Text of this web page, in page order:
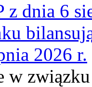
z dnia 6
2026 r.
w